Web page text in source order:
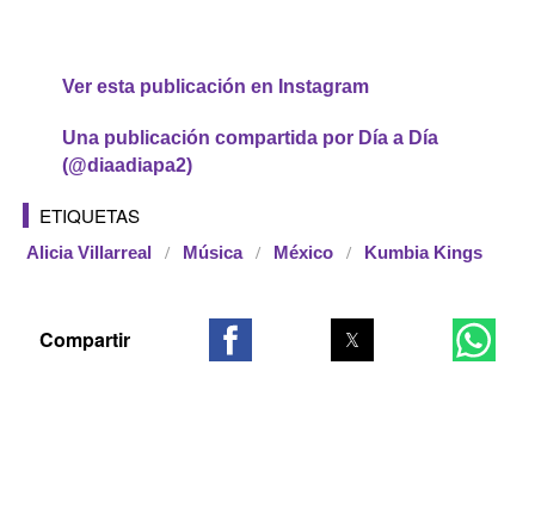
Ver esta publicación en Instagram
Una publicación compartida por Día a Día
(@diaadiapa2)
ETIQUETAS
Alicia Villarreal Música México Kumbia Kings